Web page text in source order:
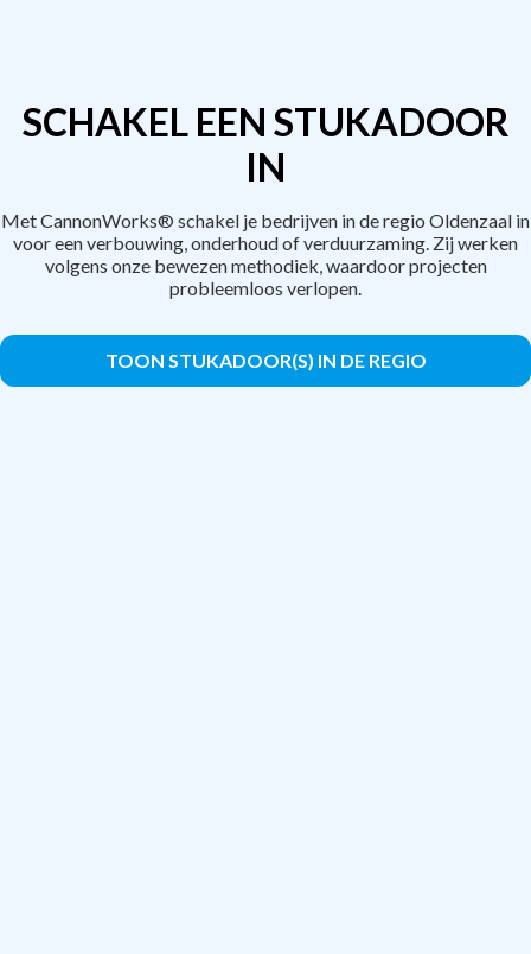
SCHAKEL EEN STUKADOOR
IN
Met CannonWorks® schakel je bedrijven in de regio Oldenzaal in
voor een verbouwing, onderhoud of verduurzaming. Zij werken
volgens onze bewezen methodiek, waardoor projecten
probleemloos verlopen.
TOON STUKADOOR(S) IN DE REGIO